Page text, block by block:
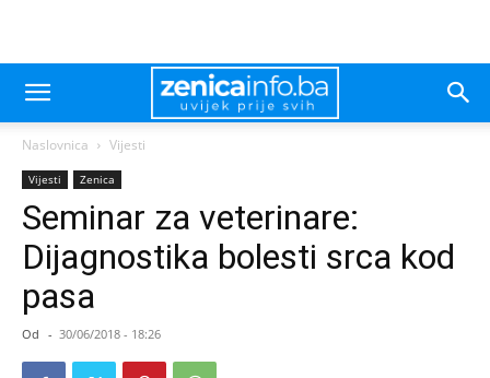
Naslovnica Vijesti
Vijesti Zenica
Seminar za veterinare:
Dijagnostika bolesti srca kod
pasa
Od - 30/06/2018 - 18:26